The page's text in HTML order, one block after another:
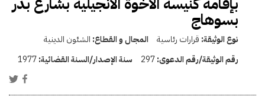
بسوهاج
نوع الوثيقة: قرارات رئاسية المجال و القطاع: الشئون الدينية
رقم الوثيقة/رقم الدعوى:297 سنة الإصدار/السنة القضائية:1977